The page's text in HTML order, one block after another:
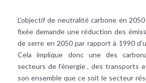
L'objectif de neutralité carbone en
fixée demande une réduction des
de serre en 2050 par rapport à 1990
Cela implique donc une des
secteurs de l'énergie , des transports
son ensemble que ce soit le secteur